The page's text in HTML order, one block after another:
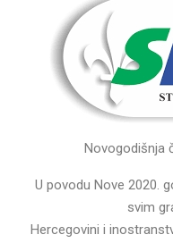
Novogodišnja
U povodu Nove 2020.
svim
Hercegovini i